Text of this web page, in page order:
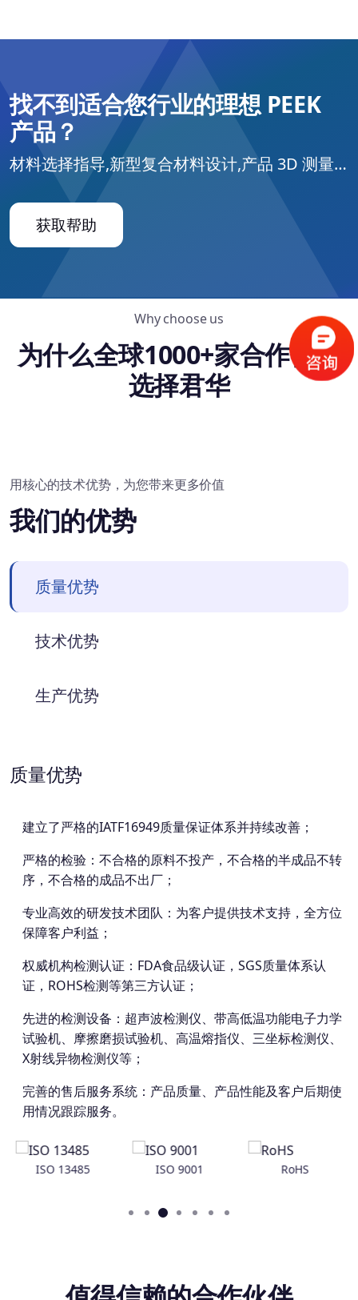
找不到适合您行业的理想 PEEK
产品？
材料选择指导,新型复合材料设计,产品 3D 测量…
获取帮助
Why choose us
为什么全球1000+家合作伙伴
选择君华
用核心的技术优势，为您带来更多价值
我们的优势
质量优势
技术优势
生产优势
质量优势
建立了严格的IATF16949质量保证体系并持续改善；
严格的检验：不合格的原料不投产，不合格的半成品不转
序，不合格的成品不出厂；
专业高效的研发技术团队：为客户提供技术支持，全方位
保障客户利益；
权威机构检测认证：FDA食品级认证，SGS质量体系认
证，ROHS检测等第三方认证；
先进的检测设备：超声波检测仪、带高低温功能电子力学
试验机、摩擦磨损试验机、高温熔指仪、三坐标检测仪、
X射线异物检测仪等；
完善的售后服务系统：产品质量、产品性能及客户后期使
用情况跟踪服务。
ISO 13485 ISO 9001 RoHS